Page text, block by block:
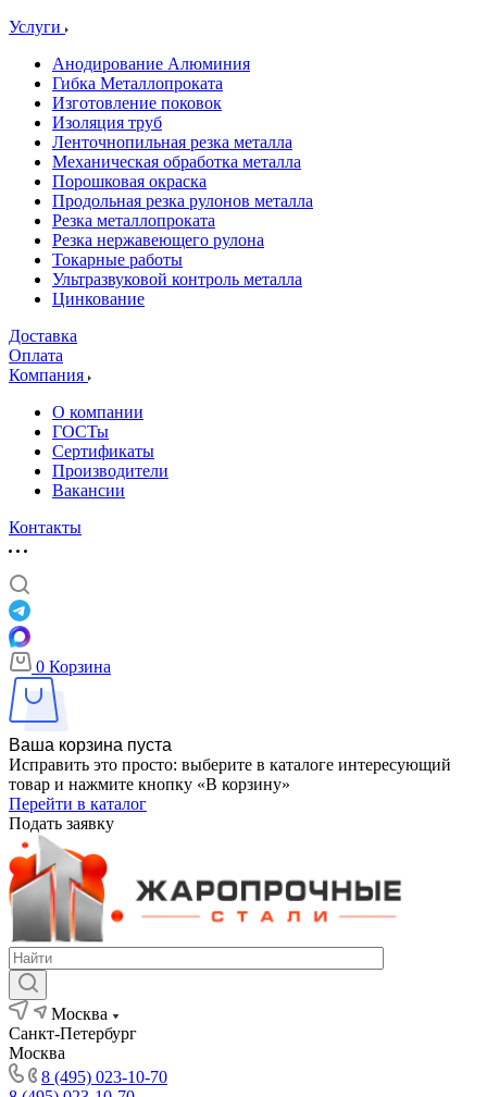
Услуги
Анодирование Алюминия
Гибка Металлопроката
Изготовление поковок
Изоляция труб
Ленточнопильная резка металла
Механическая обработка металла
Порошковая окраска
Продольная резка рулонов металла
Резка металлопроката
Резка нержавеющего рулона
Токарные работы
Ультразвуковой контроль металла
Цинкование
Доставка
Оплата
Компания
О компании
ГОСТы
Сертификаты
Производители
Вакансии
Контакты
0 Корзина
Ваша корзина пуста
Исправить это просто: выберите в каталоге интересующий
товар и нажмите кнопку «В корзину»
Перейти в каталог
Подать заявку
Москва
Санкт-Петербург
Москва
8 (495) 023-10-70